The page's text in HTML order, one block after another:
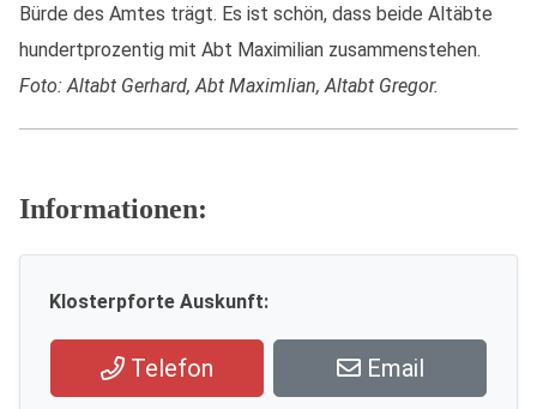
Bürde des Amtes trägt. Es ist schön, dass beide Altäbte
hundertprozentig mit Abt Maximilian zusammenstehen.
Foto: Altabt Gerhard, Abt Maximlian, Altabt Gregor.
Informationen:
Klosterpforte Auskunft:
Telefon Email